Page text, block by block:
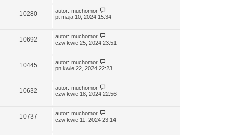
10280 autor: muchomor
pt maja 10, 2024 15:34
10692 autor: muchomor
czw kwie 25, 2024 23:51
10445 autor: muchomor
pn kwie 22, 2024 22:23
10632 autor: muchomor
czw kwie 18, 2024 22:56
10737 autor: muchomor
czw kwie 11, 2024 23:14